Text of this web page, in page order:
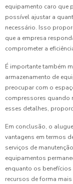
equipamento caro que
possível ajustar a
necessário. Isso
que a empresa
comprometer a
É importante também
armazenamento de
preocupar com o
compressores quando
esses detalhes,
Em conclusão, o
vantagens em termos
serviços de
equipamentos
enquanto os
recursos de forma